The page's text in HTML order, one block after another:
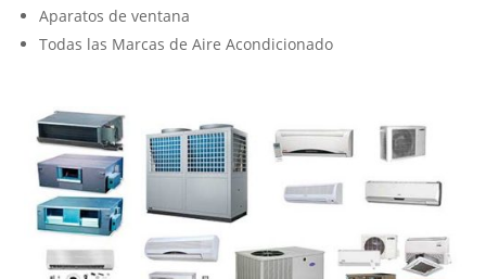
Aparatos de ventana
Todas las Marcas de Aire Acondicionado